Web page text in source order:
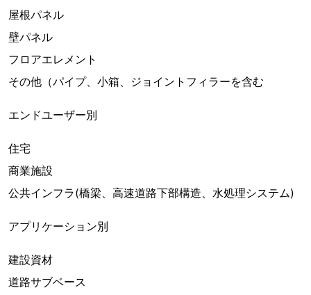
屋根パネル
壁パネル
フロアエレメント
その他（パイプ、小箱、ジョイントフィラーを含む
エンドユーザー別
住宅
商業施設
公共インフラ(橋梁、高速道路下部構造、水処理システム)
アプリケーション別
建設資材
道路サブベース